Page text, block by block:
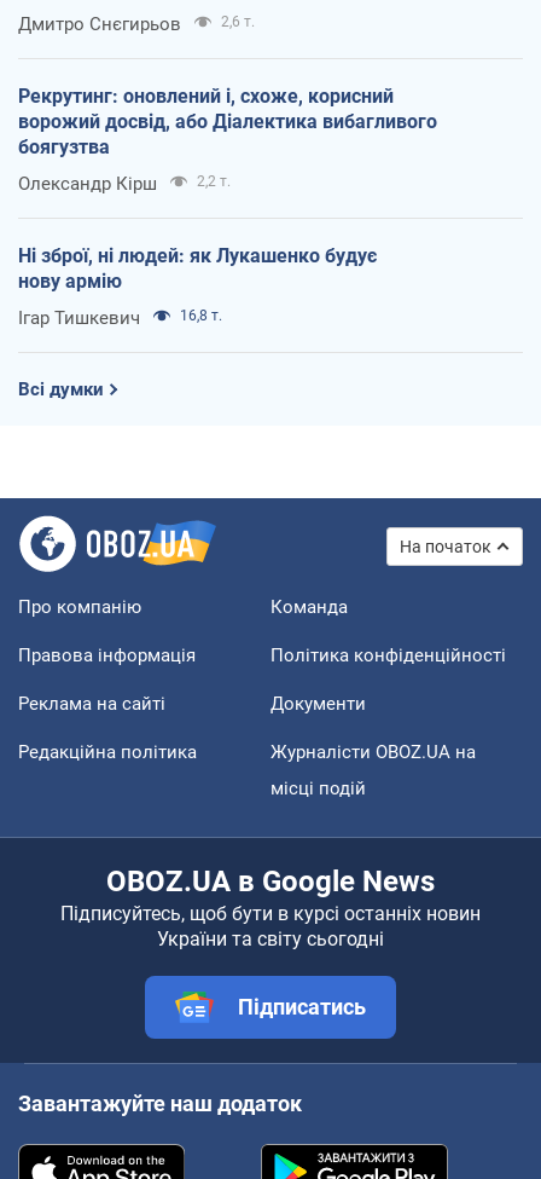
Дмитро Снєгирьов 2,6 т.
Рекрутинг: оновлений і, схоже, корисний
ворожий досвід, або Діалектика вибагливого
боягузтва
Олександр Кірш 2,2 т.
Ні зброї, ні людей: як Лукашенко будує
нову армію
Ігар Тишкевич 16,8 т.
Всі думки
На початок
Про компанію Команда
Правова інформація Політика конфіденційності
Реклама на сайті Документи
Редакційна політика
Журналісти OBOZ.UA на
місці подій
OBOZ.UA в Google News
Підписуйтесь, щоб бути в курсі останніх новин
України та світу сьогодні
Підписатись
Завантажуйте наш додаток